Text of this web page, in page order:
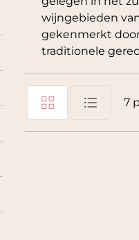
wijngebieden
gekenmerkt
traditionele
Tonen als 7